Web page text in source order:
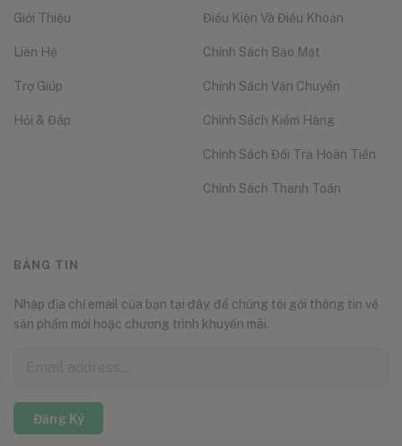
Giới Thiệu
Liên Hệ
Trợ Giúp
Hỏi & Đáp
Điều Kiện Và Điều Khoản
Chính Sách Bảo Mật
Chính Sách Vận Chuyển
Chính Sách Kiểm Hàng
Chính Sách Đổi Trả Hoàn Tiền
Chính Sách Thanh Toán
BẢNG TIN
Nhập địa chỉ email của bạn tại đây, để chúng tôi gởi thông tin về
sản phẩm mới hoặc chương trình khuyến mãi.
Đăng Ký